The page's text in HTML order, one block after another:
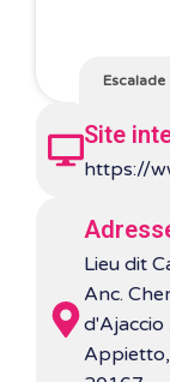
Escalade
Site
https://
Lieu dit
Anc.
d'Ajaccio
Appietto,